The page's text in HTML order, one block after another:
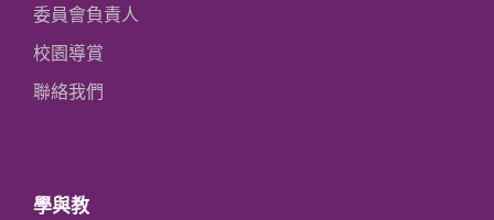
委員會負責人
校園導賞
聯絡我們
學與教